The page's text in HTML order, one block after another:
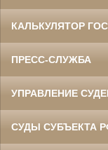
КАЛЬКУЛЯТОР
ПРЕСС-СЛУЖБА
УПРАВЛЕНИЕ
СУДЫ СУБЪЕКТА